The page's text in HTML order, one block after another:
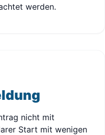
werden.
nicht mit
Start mit wenigen